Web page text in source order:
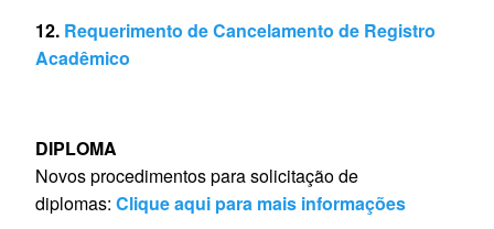
12. Requerimento de Cancelamento de Registro
Acadêmico
DIPLOMA
Novos procedimentos para solicitação de
diplomas: Clique aqui para mais informações